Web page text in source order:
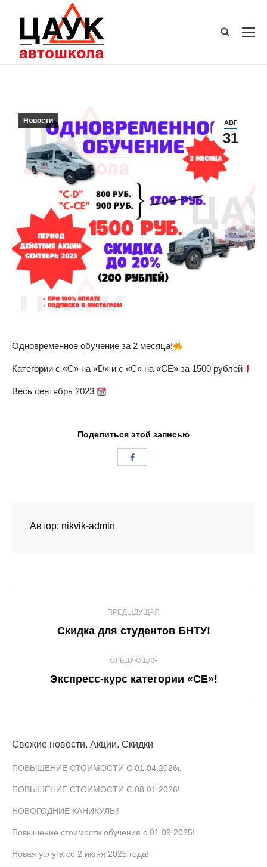
АВГ
31
Новости
Одновременное обучение за 2 месяца!
Категории с «С» на «D» и с «С» на «СЕ» за 1500 рублей
Весь сентябрь 2023
Поделиться этой записью
Автор: nikvik-admin
ПРЕДЫДУЩАЯ
Предыдущая
Скидка для студентов БНТУ!
СЛЕДУЮЩАЯ
Следующая
Экспресс-курс категории «СЕ»!
Свежие новости. Акции. Скидки
ПОВЫШЕНИЕ СТОИМОСТИ С 01.04.2026г.
ПОВЫШЕНИЕ СТОИМОСТИ С 08.01.2026!
НОВОГОДНИЕ КАНИКУЛЫ!
Повышение стоимости обучения с 01.09.2025!
Новая услуга со 2 июня 2025 года!